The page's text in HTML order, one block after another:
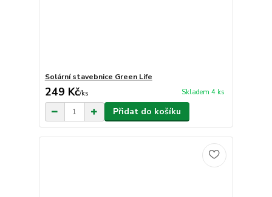
Solární stavebnice Green Life
249 Kč/ks Skladem 4 ks
Přidat do košíku